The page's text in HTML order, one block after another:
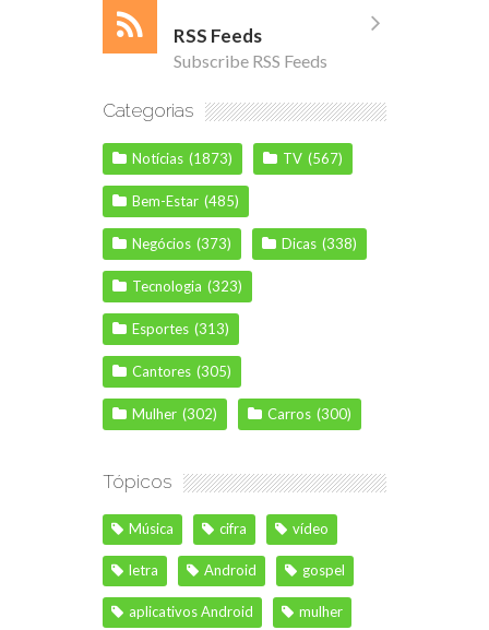
RSS Feeds
Subscribe RSS Feeds
Categorias
Notícias (1873) TV (567)
Bem-Estar (485)
Negócios (373) Dicas (338)
Tecnologia (323)
Esportes (313)
Cantores (305)
Mulher (302) Carros (300)
Tópicos
Música cifra vídeo
letra Android gospel
aplicativos Android mulher